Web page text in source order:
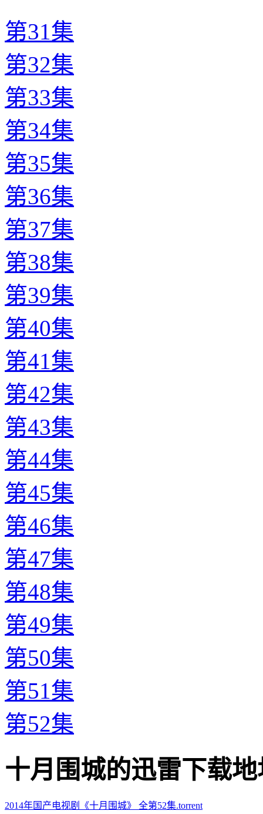
第31集
第32集
第33集
第34集
第35集
第36集
第37集
第38集
第39集
第40集
第41集
第42集
第43集
第44集
第45集
第46集
第47集
第48集
第49集
第50集
第51集
第52集
十月围城的迅雷下载地
2014年国产电视剧《十月围城》 全第52集.torrent